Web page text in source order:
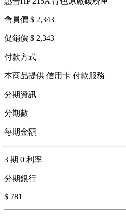
會員價 $ 2,343
促銷價 $ 2,343
付款方式
本商品提供 信用卡 付款服務
分期資訊
分期數
每期金額
3 期 0 利率
分期銀行
$ 781